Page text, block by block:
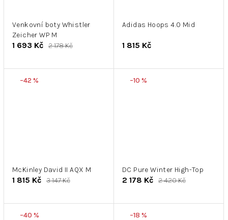
Venkovní boty Whistler
Zeicher WP M
1 693 Kč 2 178 Kč
Adidas Hoops 4.0 Mid
1 815 Kč
–42 %
McKinley David II AQX M
1 815 Kč 3 147 Kč
–10 %
DC Pure Winter High-Top
2 178 Kč 2 420 Kč
–40 % –18 %